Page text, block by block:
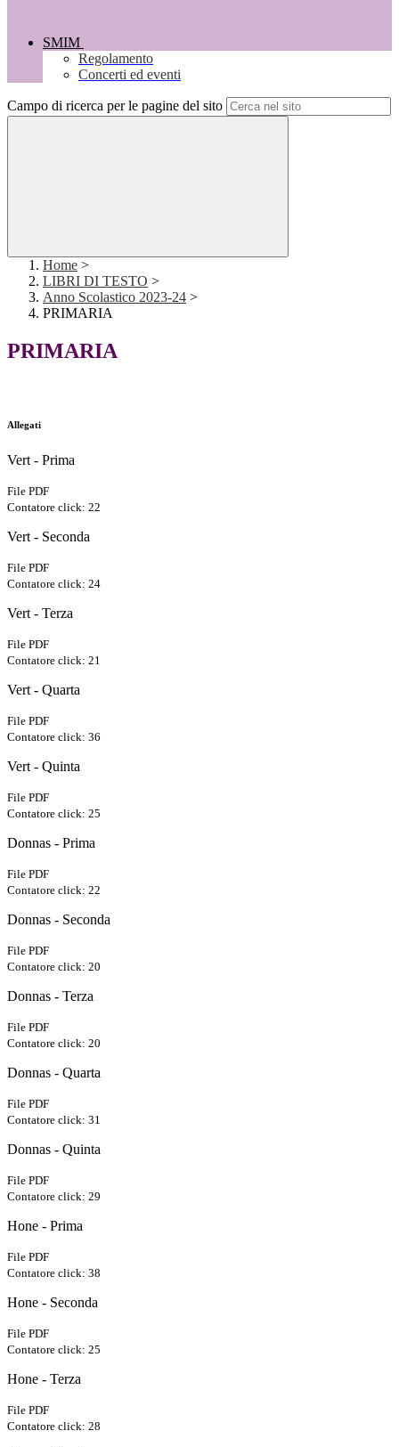
SMIM
Regolamento
Concerti ed eventi
Campo di ricerca per le pagine del sito
Home >
LIBRI DI TESTO >
Anno Scolastico 2023-24 >
PRIMARIA
PRIMARIA
Allegati
Vert - Prima
File PDF
Contatore click: 22
Vert - Seconda
File PDF
Contatore click: 24
Vert - Terza
File PDF
Contatore click: 21
Vert - Quarta
File PDF
Contatore click: 36
Vert - Quinta
File PDF
Contatore click: 25
Donnas - Prima
File PDF
Contatore click: 22
Donnas - Seconda
File PDF
Contatore click: 20
Donnas - Terza
File PDF
Contatore click: 20
Donnas - Quarta
File PDF
Contatore click: 31
Donnas - Quinta
File PDF
Contatore click: 29
Hone - Prima
File PDF
Contatore click: 38
Hone - Seconda
File PDF
Contatore click: 25
Hone - Terza
File PDF
Contatore click: 28